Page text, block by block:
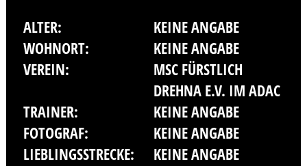
ALTER:
KEINE ANGABE
WOHNORT:
KEINE ANGABE
VEREIN:
MSC FÜRSTLICH
DREHNA E.V. IM ADAC
TRAINER:
KEINE ANGABE
FOTOGRAF:
KEINE ANGABE
LIEBLINGSSTRECKE:
KEINE ANGABE